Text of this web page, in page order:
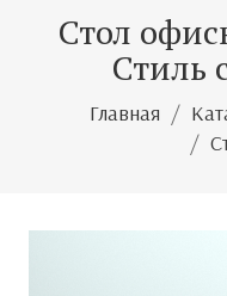
Стол
Стиль
Главная